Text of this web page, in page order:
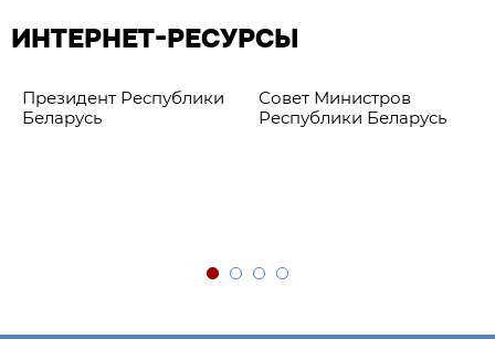
ИНТЕРНЕТ-РЕСУРСЫ
Президент Республики
Беларусь
Совет Министров
Республики Беларусь